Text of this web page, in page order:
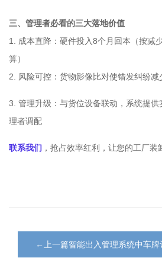
三、管理者必看的三大落地价值
1. 成本直降：硬件投入8个月回本（按减
算）
2. 风险可控：货物影像比对使错发纠纷减
3. 管理升级：与货位设备联动，系统提
理者调配
联系我们 ，抢占效率红利，让您的工厂
←上一篇智能出入管理系统中车